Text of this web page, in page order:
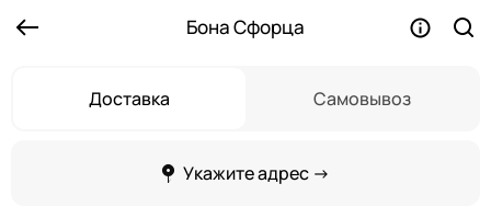
Бона Сфорца
Доставка Самовывоз
Укажите адрес →